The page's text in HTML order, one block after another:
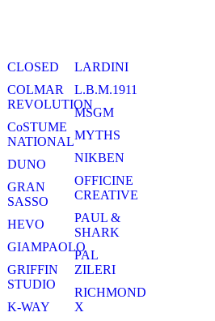
CLOSED
COLMAR
REVOLUTION
CoSTUME
NATIONAL
DUNO
GRAN
SASSO
HEVO
GIAMPAOLO
GRIFFIN
STUDIO
K-WAY
LARDINI
L.B.M.1911
MSGM
MYTHS
NIKBEN
OFFICINE
CREATIVE
PAUL &
SHARK
PAL
ZILERI
RICHMOND
X